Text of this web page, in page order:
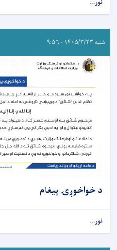
شنبه ۱۴۰۵/۳/۲۳ - ۹:۵۶
د خواخوږۍ پيغام
نور...